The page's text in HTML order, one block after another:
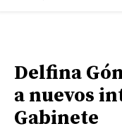
Delfina
a nuevos
Gabinete